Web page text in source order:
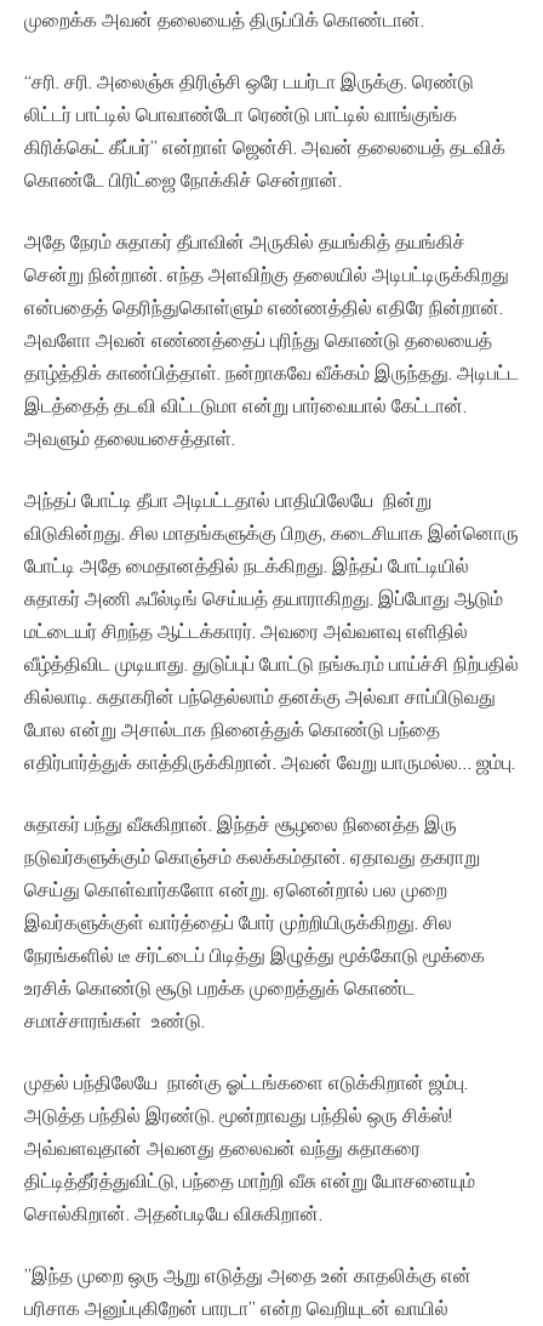
முறைக்க அவன் தலையைத் திருப்பிக் கொண்டான்.
“சரி. சரி. அலைஞ்சு திரிஞ்சி ஒரே டயர்டா இருக்கு. ரெண்டு
லிட்டர் பாட்டில் பொவாண்டோ ரெண்டு பாட்டில் வாங்குங்க
கிரிக்கெட் கீப்பர்” என்றாள் ஜென்சி. அவன் தலையைத் தடவிக்
கொண்டே பிரிட்ஜை நோக்கிச் சென்றான்.
அதே நேரம் சுதாகர் தீபாவின் அருகில் தயங்கித் தயங்கிச்
சென்று நின்றான். எந்த அளவிற்கு தலையில் அடிபட்டிருக்கிறது
என்பதைத் தெரிந்துகொள்ளும் எண்ணத்தில் எதிரே நின்றான்.
அவளோ அவன் எண்ணத்தைப் புரிந்து கொண்டு தலையைத்
தாழ்த்திக் காண்பித்தாள். நன்றாகவே வீக்கம் இருந்தது. அடிபட்ட
இடத்தைத் தடவி விட்டடுமா என்று பார்வையால் கேட்டான்.
அவளும் தலையசைத்தாள்.
அந்தப் போட்டி தீபா அடிபட்டதால் பாதியிலேயே நின்று
விடுகின்றது. சில மாதங்களுக்கு பிறகு, கடைசியாக இன்னொரு
போட்டி அதே மைதானத்தில் நடக்கிறது. இந்தப் போட்டியில்
சுதாகர் அணி ஃபீல்டிங் செய்யத் தயாராகிறது. இப்போது ஆடும்
மட்டையர் சிறந்த ஆட்டக்காரர். அவரை அவ்வளவு எளிதில்
வீழ்த்திவிட முடியாது. துடுப்புப் போட்டு நங்கூரம் பாய்ச்சி நிற்பதில்
கில்லாடி. சுதாகரின் பந்தெல்லாம் தனக்கு அல்வா சாப்பிடுவது
போல என்று அசால்டாக நினைத்துக் கொண்டு பந்தை
எதிர்பார்த்துக் காத்திருக்கிறான். அவன் வேறு யாருமல்ல… ஜம்பு.
சுதாகர் பந்து வீசுகிறான். இந்தச் சூழலை நினைத்த இரு
நடுவர்களுக்கும் கொஞ்சம் கலக்கம்தான். ஏதாவது தகராறு
செய்து கொள்வார்களோ என்று. ஏனென்றால் பல முறை
இவர்களுக்குள் வார்த்தைப் போர் முற்றியிருக்கிறது. சில
நேரங்களில் டீ சர்ட்டைப் பிடித்து இழுத்து மூக்கோடு மூக்கை
உரசிக் கொண்டு சூடு பறக்க முறைத்துக் கொண்ட
சமாச்சாரங்கள் உண்டு.
முதல் பந்திலேயே நான்கு ஓட்டங்களை எடுக்கிறான் ஜம்பு.
அடுத்த பந்தில் இரண்டு. மூன்றாவது பந்தில் ஒரு சிக்ஸ்!
அவ்வளவுதான் அவனது தலைவன் வந்து சுதாகரை
திட்டித்தீர்த்துவிட்டு, பந்தை மாற்றி வீசு என்று யோசனையும்
சொல்கிறான். அதன்படியே விசுகிறான்.
”இந்த முறை ஒரு ஆறு எடுத்து அதை உன் காதலிக்கு என்
பரிசாக அனுப்புகிறேன் பாரடா” என்ற வெறியுடன் வாயில்